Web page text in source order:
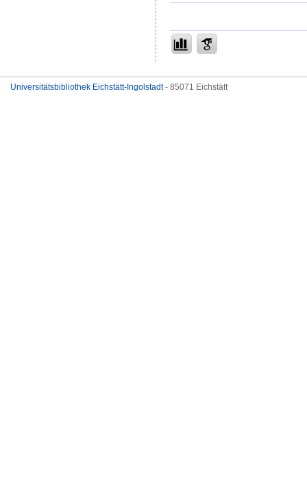
Universitätsbibliothek Eichstätt-Ingolstadt- 85071 Eichstätt